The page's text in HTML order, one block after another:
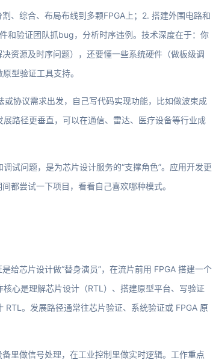
、综合、布局布线到多颗FPGA上；2. 搭建外围电路和
和验证团队抓bug，分析时序违例。技术深度在于：你
资源及时序问题），还要懂一些系统硬件（做板级调
型验证工具支持。
协议需求出发，自己写代码实现功能，比如做波束成
路径更垂直，可以在通信、雷达、医疗设备等行业成
试问题，是为芯片设计服务的“支撑角色”。应用开发更
都尝试一下项目，看看自己喜欢哪种模式。
给芯片设计做“替身演员”，在流片前用 FPGA 搭建一个
心是理解芯片设计（RTL）、搭建原型平台、写验证
。发展路径通常往芯片验证、系统验证或 FPGA 原
里做信号处理，在工业控制里做实时逻辑。工作重点